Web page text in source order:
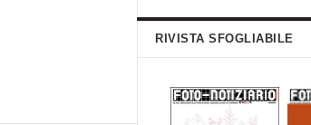
RIVISTA SFOGLIABILE